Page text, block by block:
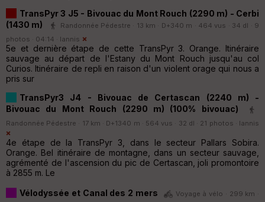
TransPyr 3 J5 - Bivouac du Mont Rouch (2290 m) - Cerbi
(1430 m)
Randonnée Pédestre · 13 km · D+340 m · 464 vus · 34 dl · 9
photos · 04:14 · Iannis
5e et dernière étape de cette TransPyr 3. Orange. Itinéraire
sauvage au départ de l'Estany du Mont Rouch jusqu'au col
Curios. Itinéraire de repli en raison d'un violent orage qui nous a
pris sur
TransPyr3 J4 - Bivouac de Certascan (2240 m) -
Bivouac du Mont Rouch (2290 m) (100% bivouac)
Randonnée Pédestre · 17 km · D+1340 m · 564 vus · 32 dl · 21 photos · Iannis
4e étape de la TransPyr 3, dans le secteur Pallars Sobira.
Orange. Bel itinéraire de montagne, dans un secteur sauvage,
agrémenté de l'ascension du pic de Certascan, joli promontoire
à 2855 m. Le
Vélodyssée et Canal des 2 mers
Voyage à vélo · 299 km ·